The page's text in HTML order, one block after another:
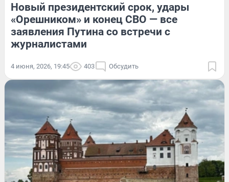
Новый президентский срок, удары
«Орешником» и конец СВО — все
заявления Путина со встречи с
журналистами
4 июня, 2026, 19:45 403 Обсудить